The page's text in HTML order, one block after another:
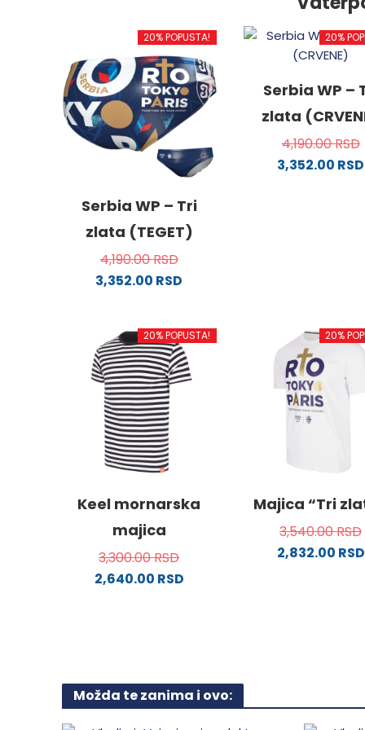
20% POPUSTA!
Serbia WP – Tri
zlata (TEGET)
4,190.00RSD
3,352.00 RSD
ima
više
varijanti.
Opcije
mogu
biti
izabrane
na
stranici
20%
Serbia WP –
zlata
4,190.00RSD
3,352.00 RSD
na
stranici
20% POPUSTA!
Keel mornarska
majica
3,300.00RSD
2,640.00 RSD
Opcije
20%
Majica “Tri
3,540.00RSD
2,832.00 RSD
biti
Možda te zanima i ovo: